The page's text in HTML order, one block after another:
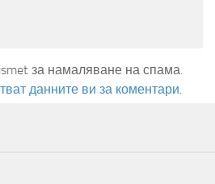
за намаляване на спама.
данните ви за коментари.